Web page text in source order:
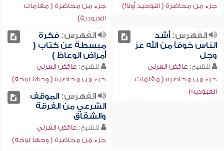
جزء من محاضرة ( التوحيد أولاً!)
جزء من محاضرة ( مقامات
العبودية)
الفهرس:أشد
الناس خوفاً من الله عز
وجل
للشيخ: عائض القرني
جزء من محاضرة ( مقامات
العبودية)
الفهرس:فكرة
مبسطة عن كتاب (
أمراض الوعاظ )
للشيخ: عائض القرني
جزء من محاضرة ( وجهاً لوجه)
الفهرس:الموقف
الشرعي من الفرقة
والشقاق
للشيخ: عائض القرني
جزء من محاضرة ( وجهاً لوجه)